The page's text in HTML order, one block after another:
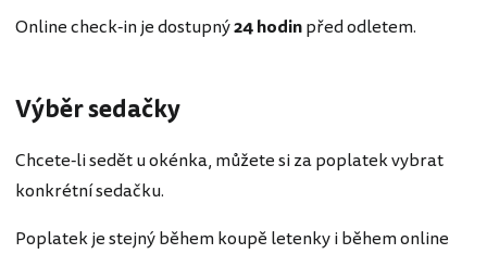
Online check-in je dostupný24 hodinpřed odletem.
Výběr sedačky
Chcete-li sedět u okénka, můžete si za poplatek vybrat
konkrétní sedačku.
Poplatek je stejný během koupě letenky i během online